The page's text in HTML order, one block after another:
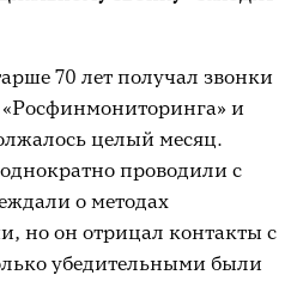
70 лет получал звонки
и
целый месяц.
проводили с
о методах
но он отрицал контакты с
убедительными были